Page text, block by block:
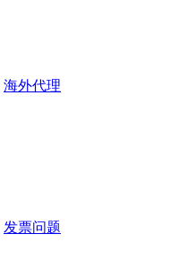
海外代理
发票问题